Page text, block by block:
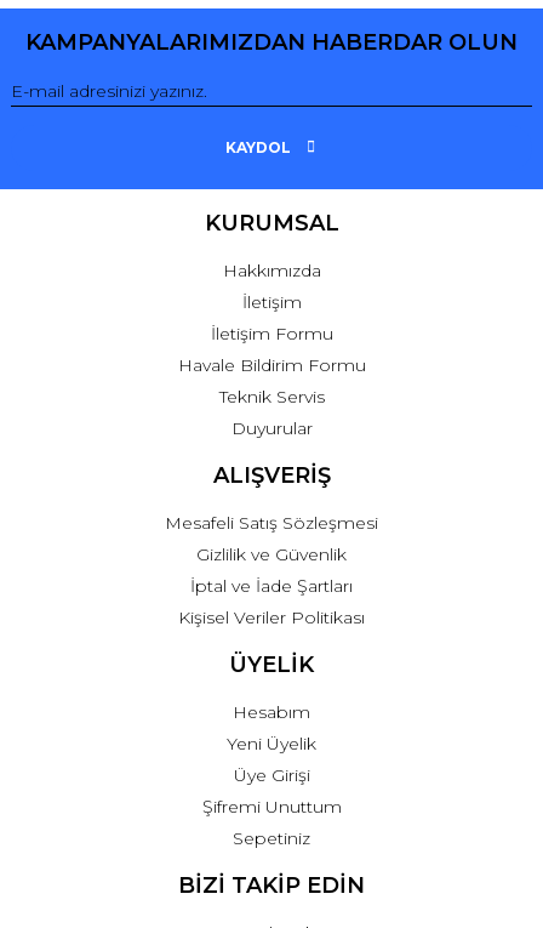
KAMPANYALARIMIZDAN HABERDAR OLUN
KAYDOL
KURUMSAL
Hakkımızda
İletişim
İletişim Formu
Havale Bildirim Formu
Teknik Servis
Duyurular
ALIŞVERİŞ
Mesafeli Satış Sözleşmesi
Gizlilik ve Güvenlik
İptal ve İade Şartları
Kişisel Veriler Politikası
ÜYELİK
Hesabım
Yeni Üyelik
Üye Girişi
Şifremi Unuttum
Sepetiniz
BİZİ TAKİP EDİN